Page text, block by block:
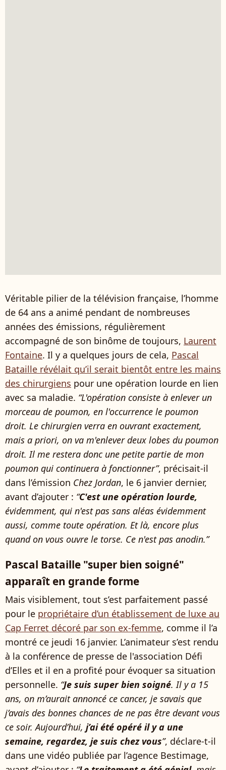
Véritable pilier de la télévision française, l’homme
de 64 ans a animé pendant de nombreuses
années des émissions, régulièrement
accompagné de son binôme de toujours, Laurent
Fontaine. Il y a quelques jours de cela, Pascal
Bataille révélait qu’il serait bientôt entre les mains
des chirurgiens pour une opération lourde en lien
avec sa maladie. “L'opération consiste à enlever un
morceau de poumon, en l'occurrence le poumon
droit. Le chirurgien verra en ouvrant exactement,
mais a priori, on va m'enlever deux lobes du poumon
droit. Il me restera donc une petite partie de mon
poumon qui continuera à fonctionner”, précisait-il
dans l’émission Chez Jordan, le 6 janvier dernier,
avant d’ajouter : “C'est une opération lourde,
évidemment, qui n'est pas sans aléas évidemment
aussi, comme toute opération. Et là, encore plus
quand on vous ouvre le torse. Ce n'est pas anodin.”
Pascal Bataille "super bien soigné"
apparaît en grande forme
Mais visiblement, tout s’est parfaitement passé
pour le propriétaire d’un établissement de luxe au
Cap Ferret décoré par son ex-femme, comme il l’a
montré ce jeudi 16 janvier. L’animateur s’est rendu
à la conférence de presse de l'association Défi
d’Elles et il en a profité pour évoquer sa situation
personnelle. “Je suis super bien soigné. Il y a 15
ans, on m’aurait annoncé ce cancer, je savais que
j’avais des bonnes chances de ne pas être devant vous
ce soir. Aujourd’hui, j’ai été opéré il y a une
semaine, regardez, je suis chez vous”, déclare-t-il
dans une vidéo publiée par l’agence Bestimage,